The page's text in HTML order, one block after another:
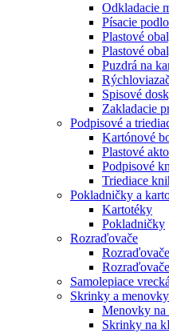
Odkladacie
Písacie
Plastové
Plastové
Puzdrá na
Spisové
Zakladacie
Podpisové a
Kartónové
Plastové
Podpisové
Triediace
Pokladničky a
Kartotéky
Pokladničky
Rozraďovače
Samolepiace vrecká
Skrinky a
Menovky
Skrinky na